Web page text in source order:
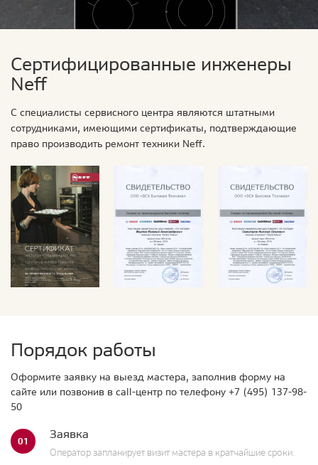
Сертифицированные инженеры
Neff
С специалисты сервисного центра являются штатными
сотрудниками, имеющими сертификаты, подтверждающие
право производить ремонт техники Neff.
Порядок работы
Оформите заявку на выезд мастера, заполнив форму на
сайте или позвонив в call-центр по телефону +7 (495) 137-98-
50
01 Заявка
Оператор запланирует визит мастера в кратчайшие сроки.